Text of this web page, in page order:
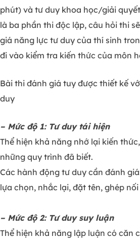
phút) và tư duy khoa học/giải
là ba phần thi độc lập, câu hỏi thi
giá năng lực tư duy của thí sinh
đi vào kiểm tra kiến thức của môn
Bài thi đánh giá tuy được thiết kế
duy
– Mức độ 1: Tư duy tái hiện
Thể hiện khả năng nhớ lại kiến
những quy trình đã biết.
Các hành động tư duy cần đánh
lựa chọn, nhắc lại, đặt tên, ghép nối
– Mức độ 2: Tư duy suy luận
Thể hiện khả năng lập luận có căn